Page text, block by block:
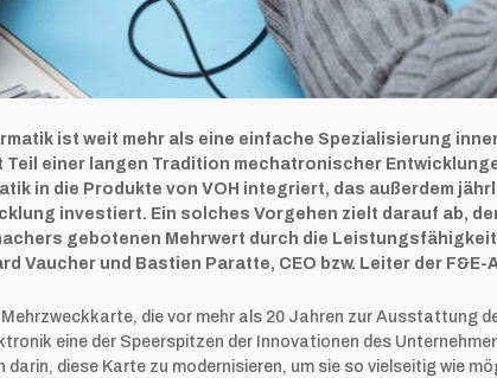
ist weit mehr als eine einfache Spezialisierung
Teil einer langen Tradition mechatronischer
in die Produkte von VOH integriert, das außerdem
investiert. Ein solches Vorgehen zielt darauf ab,
gebotenen Mehrwert durch die
Vaucher und Bastien Paratte, CEO bzw. Leiter der F&E-
die vor mehr als 20 Jahren zur Ausstattung
eine der Speerspitzen der Innovationen des
darin, diese Karte zu modernisieren, um sie so vielseitig wie